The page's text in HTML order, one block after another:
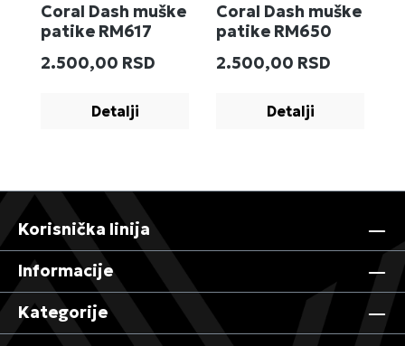
Coral Dash muške
patike RM617
Redovna cena:
2.500,00 RSD
Detalji
Coral Dash muške
patike RM650
Redovna cena:
2.500,00 RSD
Detalji
Korisnička linija
Informacije
Kategorije